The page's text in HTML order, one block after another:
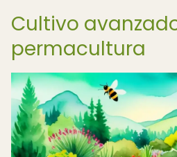
Cultivo
permacultura